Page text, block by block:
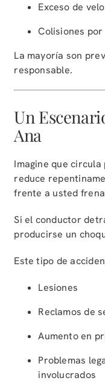
Exceso de
Colisiones por
La mayoría son
responsable.
Un
Ana
Imagine que
reduce
frente a usted
Si el conductor
producirse un
Este tipo de
Lesiones
Reclamos de
Aumento en
Problemas
involucrados